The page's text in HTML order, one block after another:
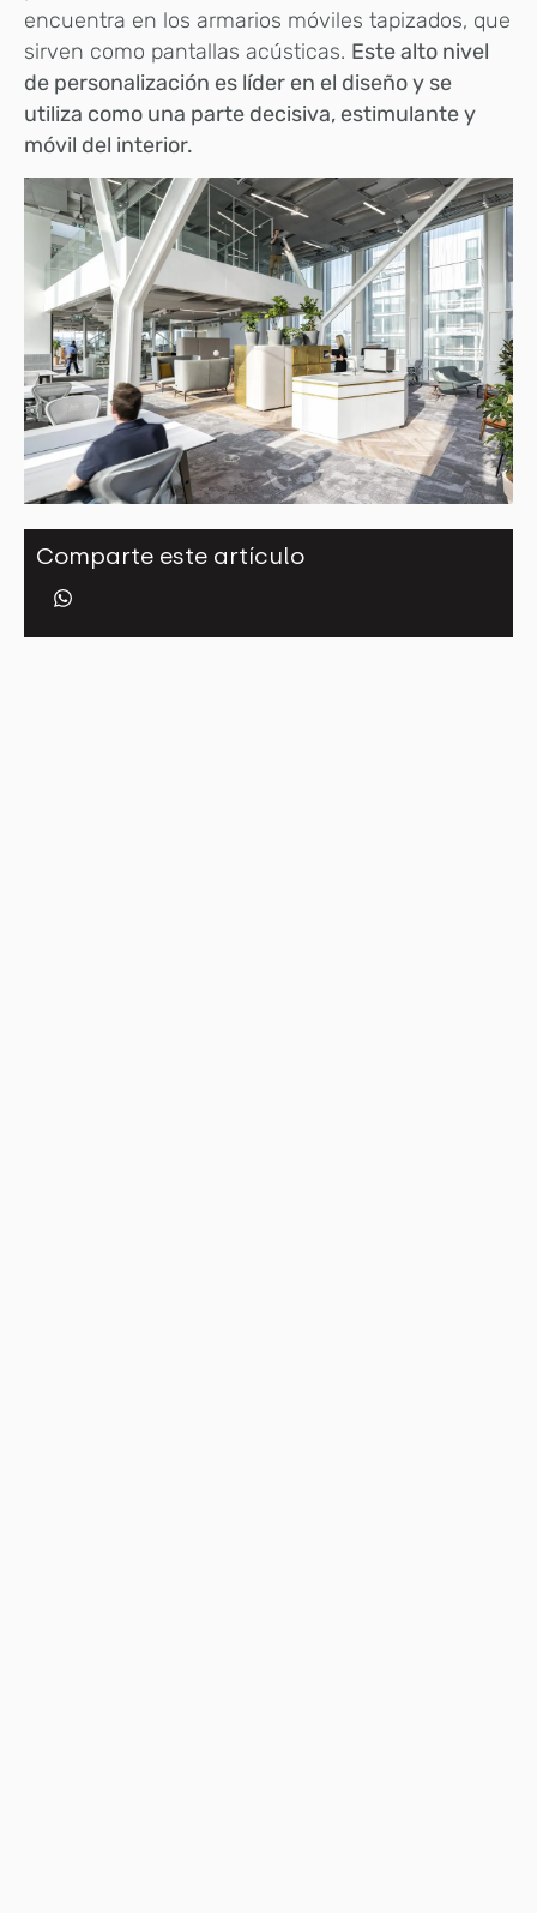
encuentra en los armarios móviles tapizados, que
sirven como pantallas acústicas. Este alto nivel
de personalización es líder en el diseño y se
utiliza como una parte decisiva, estimulante y
móvil del interior.
Comparte este artículo